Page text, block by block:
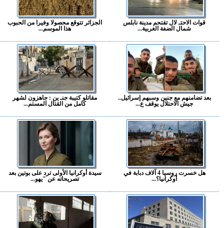
قوات الاحتـ لال تقتحم مدينة نابلس
شمال الضفة الغربية...
الجزائر تتوقع محصولا وفيرا من الحبوب
هذا الموسم...
بعد تضامنهم مع جنين وسبهم إسرائيل..
جيش الاحتلال يوقف ع...
مقاتلو كتيبة جنـ ين : جاهزون لشهر
كامل من القتال المستم...
هل خسرت روسيا 4 آلاف دبابة في
أوكرانيا؟...
سيدة أوكرانيا الأولى ترد على بوتين بعد
تصريحاته عن "يهو...